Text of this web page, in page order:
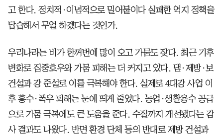
고 한다. 정치적·이념적으로 밀어붙이다 실패한 억지 정책을
답습해서 무얼 하겠다는 것인가.
우리나라는 비가 한꺼번에 많이 오고 가뭄도 잦다. 최근 기후
변화로 집중호우와 가뭄 피해는 더 커지고 있다. 댐·제방·보
건설과 강 준설로 이를 극복해야 한다. 실제로 4대강 사업 이
후 홍수·폭우 피해는 눈에 띄게 줄었다. 농업·생활용수 공급
으로 가뭄 극복에도 큰 도움을 준다. 수질까지 개선됐다는 감
사 결과도 나왔다. 반면 환경 단체 등의 반대로 제방 건설과